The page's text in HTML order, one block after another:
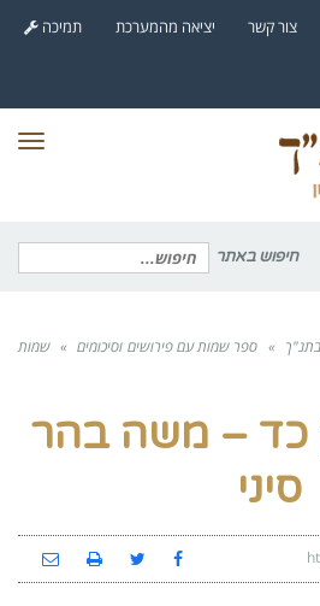
צור קשר יציאה מהמערכת תמיכה
חיפוש באתר חיפוש
» ספר שמות עם פירושים וסיכומים » שמות
כד – משה בהר
סיני